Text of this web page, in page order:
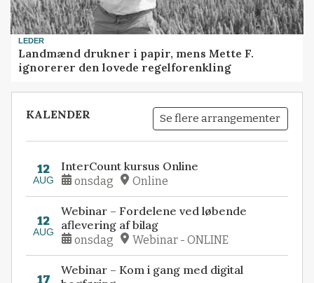
LEDER
Landmænd drukner i papir, mens Mette F.
ignorerer den lovede regelforenkling
KALENDER Se flere arrangementer
12
AUG
InterCount kursus Online
onsdag Online
12
AUG
Webinar – Fordelene ved løbende
aflevering af bilag
onsdag Webinar - ONLINE
17
Webinar – Kom i gang med digital